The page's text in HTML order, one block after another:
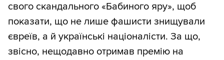
свого скандального «Бабиного яру», щоб
показати, що не лише фашисти знищували
євреїв, а й українські націоналісти. За що,
звісно, нещодавно отримав премію на